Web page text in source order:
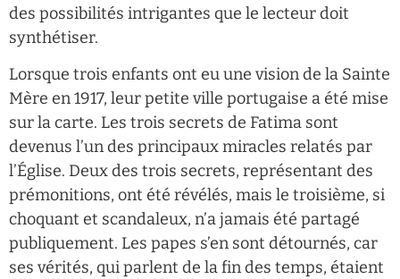
des possibilités intrigantes que le lecteur doit
synthétiser.
Lorsque trois enfants ont eu une vision de la Sainte
Mère en 1917, leur petite ville portugaise a été mise
sur la carte. Les trois secrets de Fatima sont
devenus l’un des principaux miracles relatés par
l’Église. Deux des trois secrets, représentant des
prémonitions, ont été révélés, mais le troisième, si
choquant et scandaleux, n’a jamais été partagé
publiquement. Les papes s’en sont détournés, car
ses vérités, qui parlent de la fin des temps, étaient